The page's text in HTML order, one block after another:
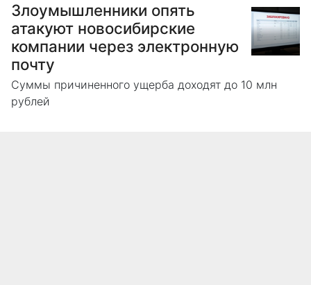
Злоумышленники опять
атакуют новосибирские
компании через электронную
почту
Суммы причиненного ущерба доходят до 10 млн
рублей